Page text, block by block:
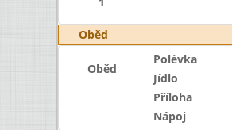
Oběd
Oběd
Polévka
Jídlo
Příloha
Nápoj